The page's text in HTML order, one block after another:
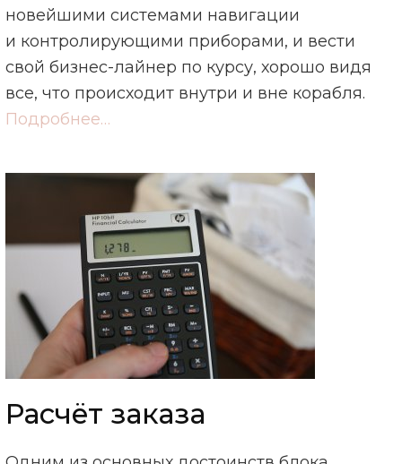
новейшими системами навигации
и контролирующими приборами, и вести
свой бизнес-лайнер по курсу, хорошо видя
все, что происходит внутри и вне корабля.
Подробнее…
Расчёт заказа